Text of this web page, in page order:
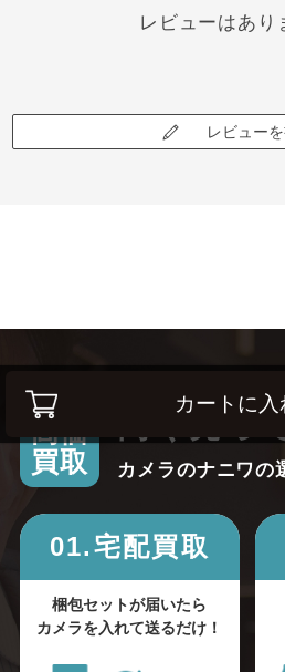
カートに入
レビューはあり
レビューを
高価
買取
カメラのナニワの
01.宅配買取
梱包セットが届いたら
カメラを入れて送るだけ！